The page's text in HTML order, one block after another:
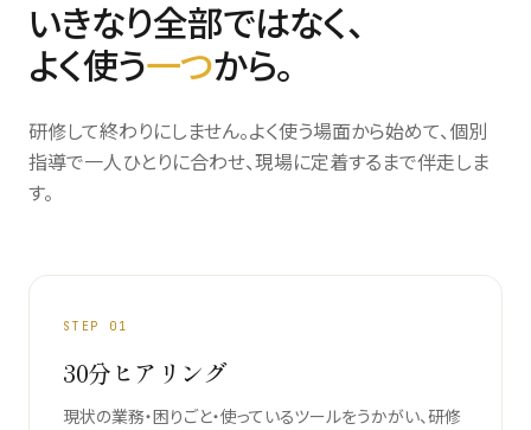
いきなり全部ではなく、
よく使う一つから。
研修して終わりにしません。よく使う場面から始めて、個別
指導で一人ひとりに合わせ、現場に定着するまで伴走しま
す。
STEP 01
30分ヒアリング
現状の業務・困りごと・使っているツールをうかがい、研修